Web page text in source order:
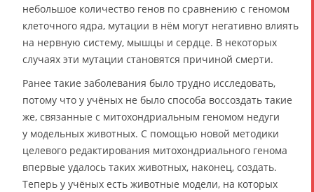
небольшое количество генов по сравнению с геномом
клеточного ядра, мутации в нём могут негативно влиять
на нервную систему, мышцы и сердце. В некоторых
случаях эти мутации становятся причиной смерти.
Ранее такие заболевания было трудно исследовать,
потому что у учёных не было способа воссоздать такие
же, связанные с митохондриальным геномом недуги
у модельных животных. С помощью новой методики
целевого редактирования митохондриального генома
впервые удалось таких животных, наконец, создать.
Теперь у учёных есть животные модели, на которых